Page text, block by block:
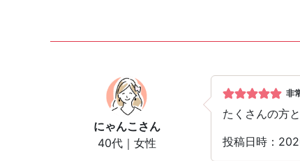
にゃんこ さん
40代｜女性
非
たくさんの方
投稿日時：